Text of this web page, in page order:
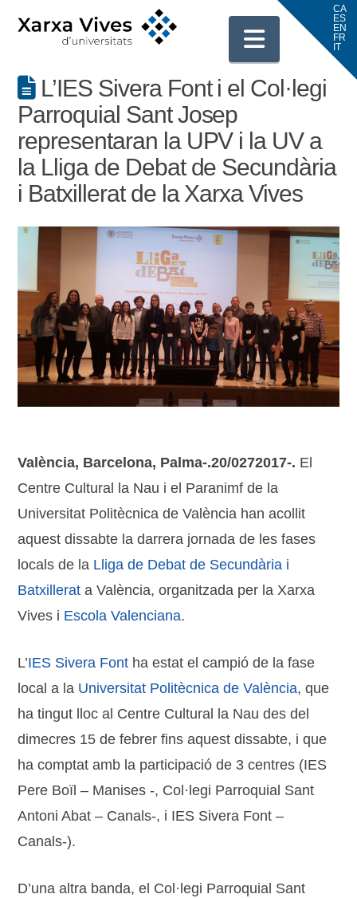
L’IES Sivera Font i el Col·legi
Parroquial Sant Josep
representaran la UPV i la UV a
la Lliga de Debat de Secundària
i Batxillerat de la Xarxa Vives
València, Barcelona, Palma-.20/0272017-. El
Centre Cultural la Nau i el Paranimf de la
Universitat Politècnica de València han acollit
aquest dissabte la darrera jornada de les fases
locals de la Lliga de Debat de Secundària i
Batxillerat a València, organitzada per la Xarxa
Vives i Escola Valenciana.
L’IES Sivera Font ha estat el campió de la fase
local a la Universitat Politècnica de València, que
ha tingut lloc al Centre Cultural la Nau des del
dimecres 15 de febrer fins aquest dissabte, i que
ha comptat amb la participació de 3 centres (IES
Pere Boïl – Manises -, Col·legi Parroquial Sant
Antoni Abat – Canals-, i IES Sivera Font –
Canals-).
D’una altra banda, el Col·legi Parroquial Sant